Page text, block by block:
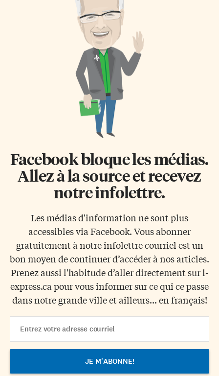
Facebook bloque les médias.
Allez à la source et recevez
notre infolettre.
Les médias d'information ne sont plus
accessibles via Facebook. Vous abonner
gratuitement à notre infolettre courriel est un
bon moyen de continuer d’accéder à nos articles.
Prenez aussi l'habitude d’aller directement sur l-
express.ca pour vous informer sur ce qui ce passe
dans notre grande ville et ailleurs... en français!
Address